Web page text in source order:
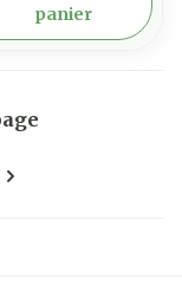
panier
la page